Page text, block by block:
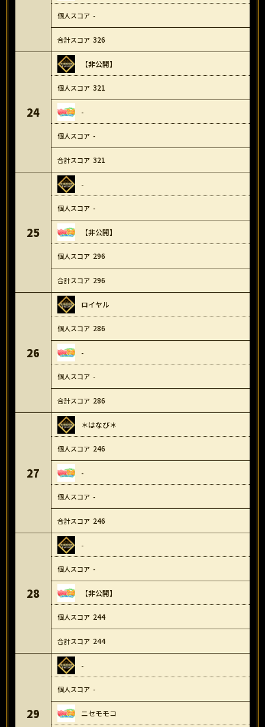
-
326
24
【非公開】
321
-
-
321
25
-
-
【非公開】
296
296
26
ロイヤル
286
-
-
286
27
＊はなび＊
246
-
-
246
28
-
-
【非公開】
244
244
29
-
-
ニセモモコ